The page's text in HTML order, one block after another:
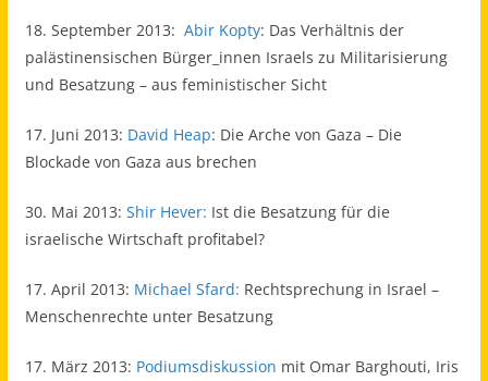
18. September 2013: Abir Kopty: Das Verhältnis der
palästinensischen Bürger_innen Israels zu Militarisierung
und Besatzung – aus feministischer Sicht
17. Juni 2013: David Heap: Die Arche von Gaza – Die
Blockade von Gaza aus brechen
30. Mai 2013: Shir Hever: Ist die Besatzung für die
israelische Wirtschaft profitabel?
17. April 2013: Michael Sfard: Rechtsprechung in Israel –
Menschenrechte unter Besatzung
17. März 2013: Podiumsdiskussion mit Omar Barghouti, Iris